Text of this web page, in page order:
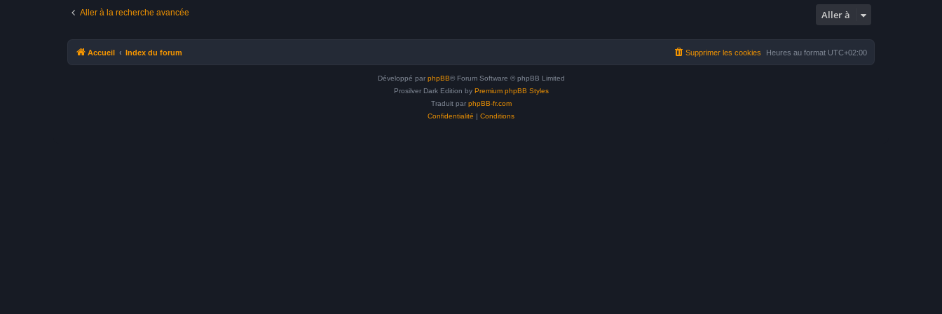
Aller à la recherche avancée Aller à
Accueil Index du forum Heures au format UTC+02:00
Supprimer les cookies
Développé par phpBB® Forum Software © phpBB Limited
Prosilver Dark Edition by Premium phpBB Styles
Traduit par phpBB-fr.com
Confidentialité | Conditions